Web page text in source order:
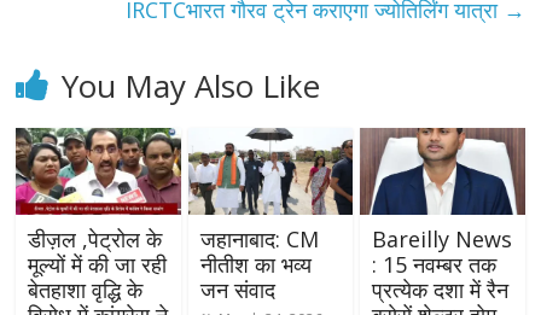
IRCTCभारत गौरव ट्रेन कराएगा ज्योतिर्लिंग यात्रा →
You May Also Like
डीज़ल ,पेट्रोल के
मूल्यों में की जा रही
बेतहाशा वृद्धि के
जहानाबाद: CM
नीतीश का भव्य
जन संवाद
Bareilly News
: 15 नवम्बर तक
प्रत्येक दशा में रैन